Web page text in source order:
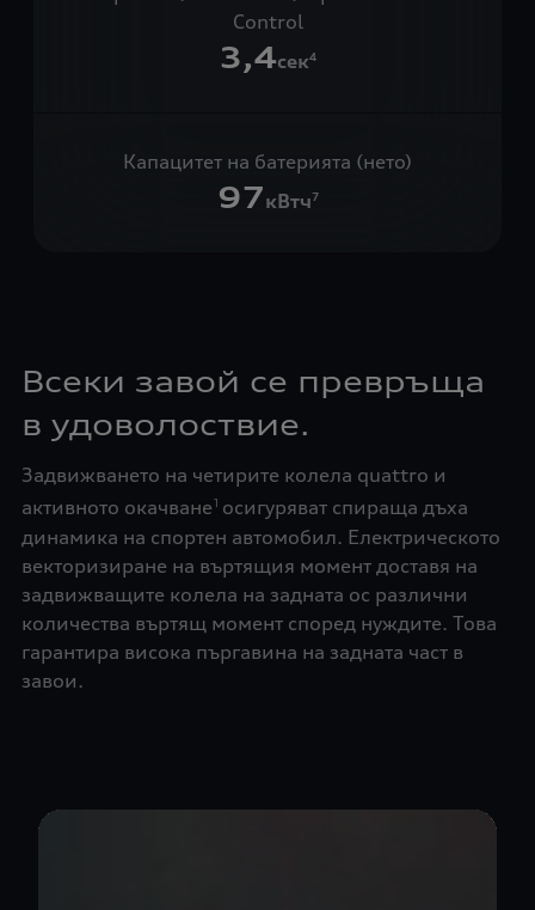
Control
3,4сек4
Капацитет на батерията (нето)
97кВтч7
Всеки завой се превръща
в удоволоствие.
Задвижването на четирите колела quattro и
активното окачване1 осигуряват спираща дъха
динамика на спортен автомобил. Електрическото
векторизиране на въртящия момент доставя на
задвижващите колела на задната ос различни
количества въртящ момент според нуждите. Това
гарантира висока пъргавина на задната част в
завои.